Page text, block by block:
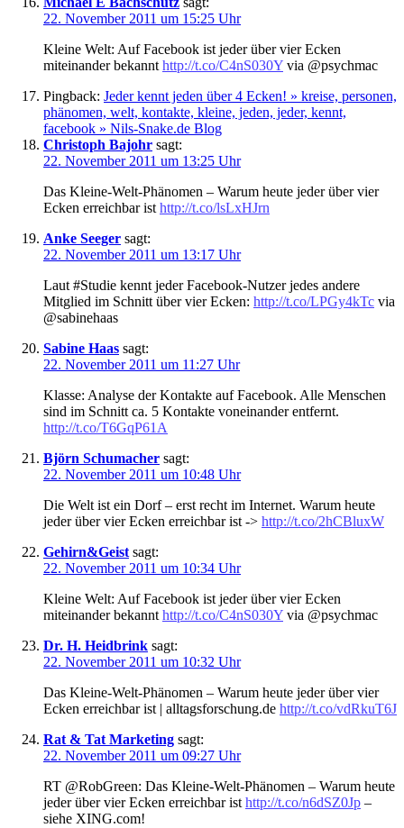
22. November 2011 um 15:25 Uhr
Kleine Welt: Auf Facebook ist jeder über vier Ecken
miteinander bekannthttp://t.co/C4nS030Y via @psychmac
Pingback: Jeder kennt jeden über 4 Ecken! » kreise, personen,
phänomen, welt, kontakte, kleine, jeden, jeder, kennt,
facebook » Nils-Snake.de Blog
Christoph Bajohr sagt:
22. November 2011 um 13:25 Uhr
Das Kleine-Welt-Phänomen – Warum heute jeder über vier
Ecken erreichbar isthttp://t.co/lsLxHJrn
Anke Seeger sagt:
22. November 2011 um 13:17 Uhr
Laut #Studie kennt jeder Facebook-Nutzer jedes andere
Mitglied im Schnitt über vier Ecken: http://t.co/LPGy4kTc via
@sabinehaas
Sabine Haas sagt:
22. November 2011 um 11:27 Uhr
Klasse: Analyse der Kontakte auf Facebook. Alle Menschen
sind im Schnitt ca. 5 Kontakte voneinander entfernt.
http://t.co/T6GqP61A
Björn Schumacher sagt:
22. November 2011 um 10:48 Uhr
Die Welt ist ein Dorf – erst recht im Internet. Warum heute
jeder über vier Ecken erreichbar ist -> http://t.co/2hCBluxW
Gehirn&Geist sagt:
22. November 2011 um 10:34 Uhr
Kleine Welt: Auf Facebook ist jeder über vier Ecken
miteinander bekannthttp://t.co/C4nS030Y via @psychmac
Dr. H. Heidbrink sagt:
22. November 2011 um 10:32 Uhr
Das Kleine-Welt-Phänomen – Warum heute jeder über vier
Ecken erreichbar ist | alltagsforschung.de http://t.co/vdRkuT6J
Rat & Tat Marketing sagt:
22. November 2011 um 09:27 Uhr
RT @RobGreen: Das Kleine-Welt-Phänomen – Warum heute
jeder über vier Ecken erreichbar isthttp://t.co/n6dSZ0Jp –
siehe XING.com!